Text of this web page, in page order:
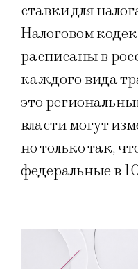
ставки для
Налоговом
расписаны в
каждого вида
это
власти могут
но только так,
федеральные в